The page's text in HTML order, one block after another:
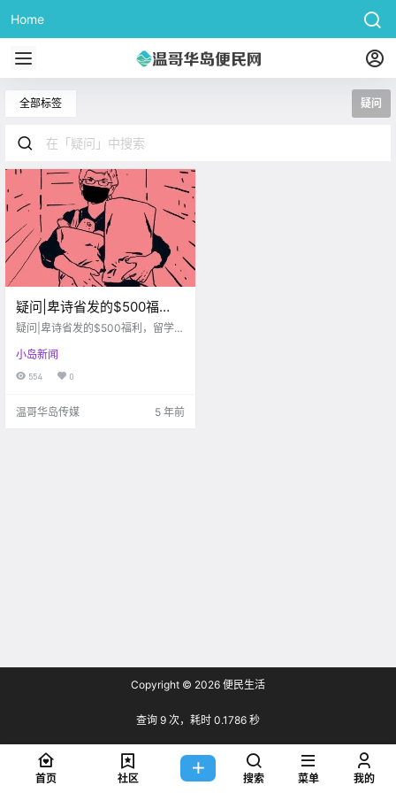
Home
全部标签 疑问
疑问|卑诗省发的$500福
利，留学生到底能不能领？
疑问|卑诗省发的$500福利，留学生
小岛新闻
554 0
温哥华岛传媒 5 年前
Copyright © 2026 便民生活
查询 9 次，耗时 0.1786 秒
首页 社区 搜索 菜单 我的